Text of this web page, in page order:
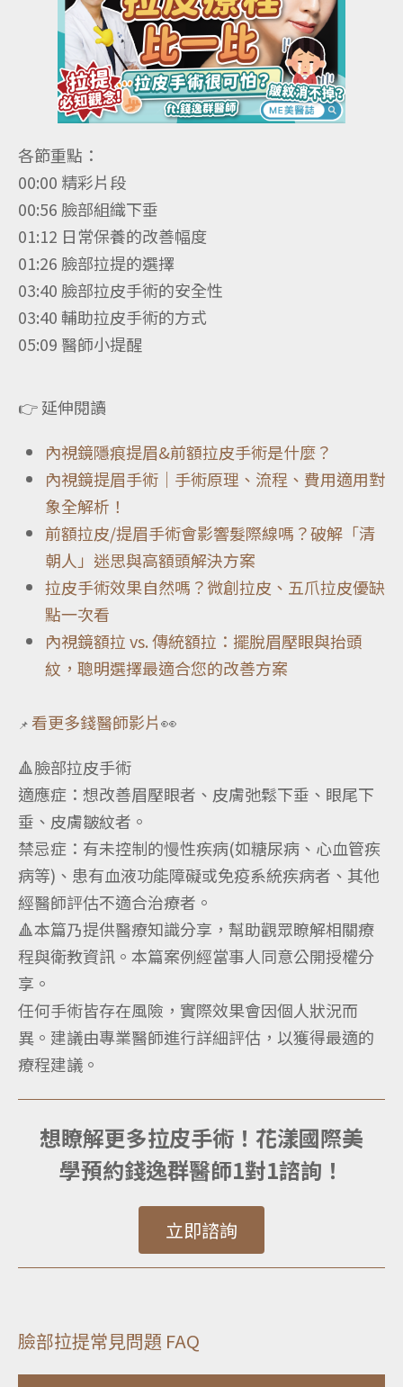
各節重點：
00:00 精彩片段
00:56 臉部組織下垂
01:12 日常保養的改善幅度
01:26 臉部拉提的選擇
03:40 臉部拉皮手術的安全性
03:40 輔助拉皮手術的方式
05:09 醫師小提醒
👉 延伸閱讀
內視鏡隱痕提眉&前額拉皮手術是什麼？
內視鏡提眉手術｜手術原理、流程、費用適用對
象全解析！
前額拉皮/提眉手術會影響髮際線嗎？破解「清
朝人」迷思與高額頭解決方案
拉皮手術效果自然嗎？微創拉皮、五爪拉皮優缺
點一次看
內視鏡額拉 vs. 傳統額拉：擺脫眉壓眼與抬頭
紋，聰明選擇最適合您的改善方案
📌 看更多錢醫師影片👀
🔺臉部拉皮手術
適應症：想改善眉壓眼者、皮膚弛鬆下垂、眼尾下
垂、皮膚皺紋者。
禁忌症：有未控制的慢性疾病(如糖尿病、心血管疾
病等)、患有血液功能障礙或免疫系統疾病者、其他
經醫師評估不適合治療者。
🔺本篇乃提供醫療知識分享，幫助觀眾瞭解相關療
程與衛教資訊。本篇案例經當事人同意公開授權分
享。
任何手術皆存在風險，實際效果會因個人狀況而
異。建議由專業醫師進行詳細評估，以獲得最適的
療程建議。
想瞭解更多拉皮手術！花漾國際美
學預約錢逸群醫師1對1諮詢！
立即諮詢
臉部拉提常見問題 FAQ